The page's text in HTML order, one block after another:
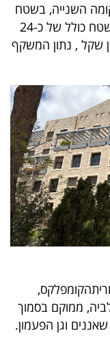
השנייה, בשטח
של כ-210 מ"ר הכוללת שתי מרפסות בשטח כולל של כ-24
עומד על 16.8 מיליון שקל , נתון המשקף
ממוקם בסמוך
וגן הפעמון.